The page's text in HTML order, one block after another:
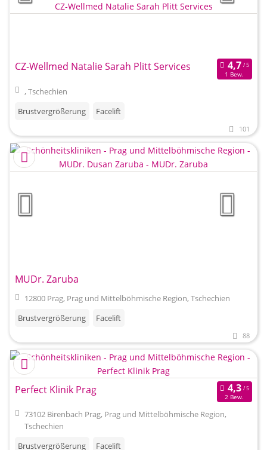
CZ-Wellmed Natalie Sarah Plitt Services
1 Bew.
, Tschechien
Brustvergrößerung
Facelift
101
MUDr. Zaruba
12800 Prag, Prag und Mittelböhmische Region, Tschechien
Brustvergrößerung
Facelift
88
Perfect Klinik Prag
2 Bew.
73102 Birenbach Prag, Prag und Mittelböhmische Region,
Tschechien
Brustvergrößerung
Facelift